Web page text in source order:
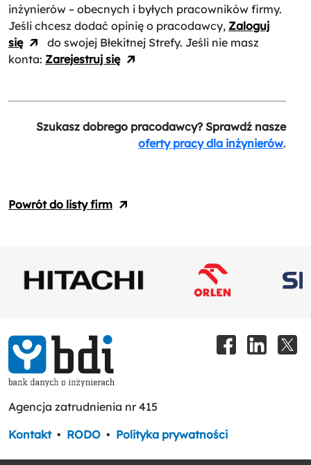
inżynierów – obecnych i byłych pracowników firmy.
Jeśli chcesz dodać opinię o pracodawcy, Zaloguj
się
do swojej Błekitnej Strefy. Jeśli nie masz
konta: Zarejestruj się
Szukasz dobrego pracodawcy? Sprawdź nasze
oferty pracy dla inżynierów.
Powrót do listy firm
Agencja zatrudnienia nr 415
Kontakt • RODO • Polityka prywatności